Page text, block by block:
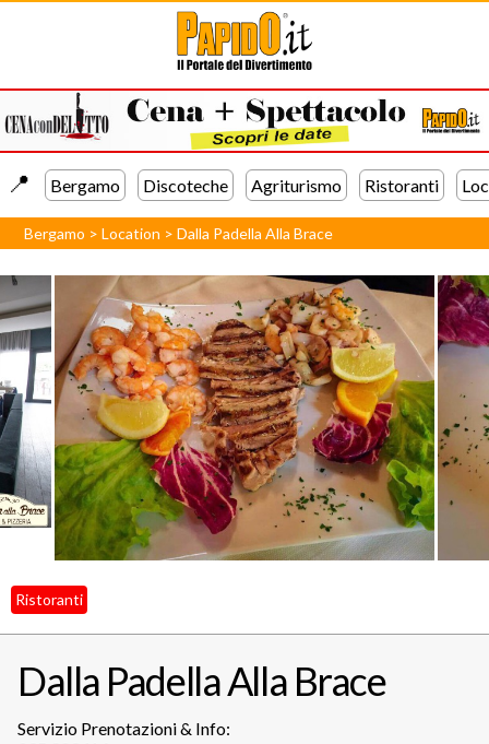
📍️ Bergamo Discoteche Agriturismo Ristoranti
Bergamo >Location >Dalla Padella Alla Brace
Ristoranti
Dalla Padella Alla Brace
Servizio Prenotazioni & Info: